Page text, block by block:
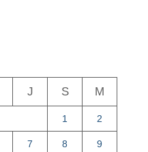
J S M
1 2
7 8 9